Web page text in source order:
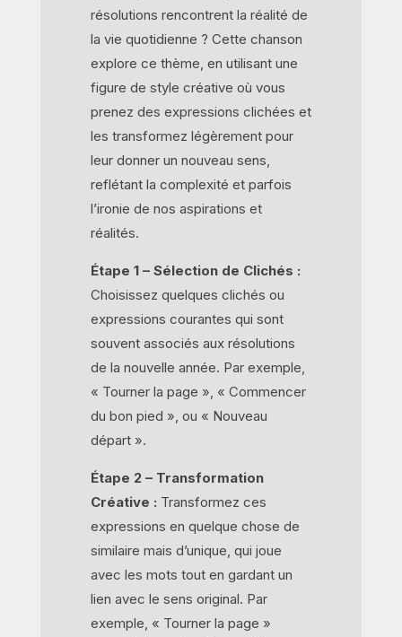
résolutions rencontrent la réalité de
la vie quotidienne ? Cette chanson
explore ce thème, en utilisant une
figure de style créative où vous
prenez des expressions clichées et
les transformez légèrement pour
leur donner un nouveau sens,
reflétant la complexité et parfois
l’ironie de nos aspirations et
réalités.
Étape 1 – Sélection de Clichés :
Choisissez quelques clichés ou
expressions courantes qui sont
souvent associés aux résolutions
de la nouvelle année. Par exemple,
« Tourner la page », « Commencer
du bon pied », ou « Nouveau
départ ».
Étape 2 – Transformation
Créative : Transformez ces
expressions en quelque chose de
similaire mais d’unique, qui joue
avec les mots tout en gardant un
lien avec le sens original. Par
exemple, « Tourner la page »